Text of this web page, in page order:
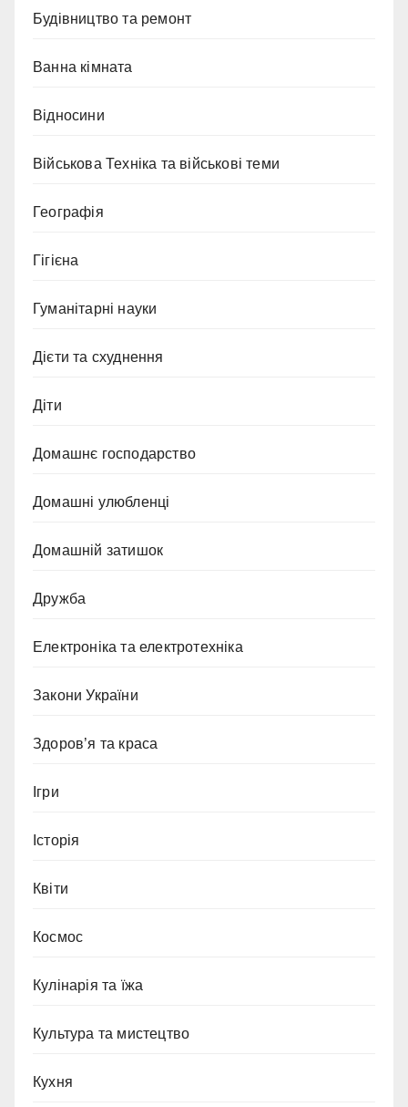
Будівництво та ремонт
Ванна кімната
Відносини
Військова Техніка та військові теми
Географія
Гігієна
Гуманітарні науки
Дієти та схуднення
Діти
Домашнє господарство
Домашні улюбленці
Домашній затишок
Дружба
Електроніка та електротехніка
Закони України
Здоров’я та краса
Ігри
Історія
Квіти
Космос
Кулінарія та їжа
Культура та мистецтво
Кухня